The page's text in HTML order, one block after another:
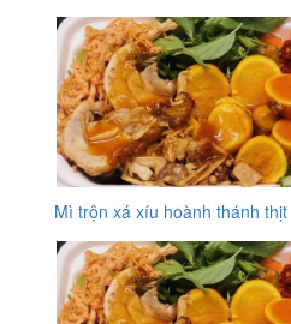
Mì trộn xá xíu hoành thánh thịt